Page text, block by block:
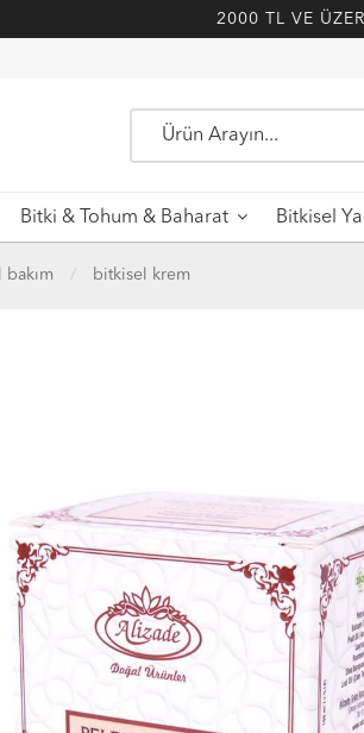
2000 TL VE
Bitki & Tohum & Baharat Bitkisel
bakım bitkisel krem